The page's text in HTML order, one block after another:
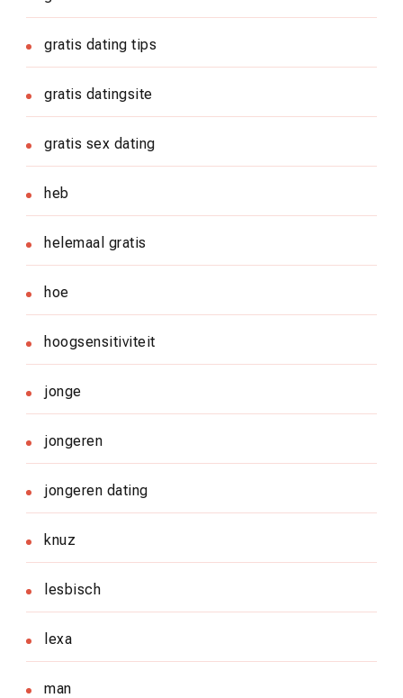
gratis dating tips
gratis datingsite
gratis sex dating
heb
helemaal gratis
hoe
hoogsensitiviteit
jonge
jongeren
jongeren dating
knuz
lesbisch
lexa
man